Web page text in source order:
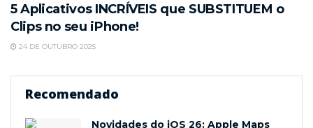
5 Aplicativos INCRÍVEIS que SUBSTITUEM o
Clips no seu iPhone!
24 DE OUTUBRO 2025
Recomendado
Novidades do iOS 26: Apple Maps